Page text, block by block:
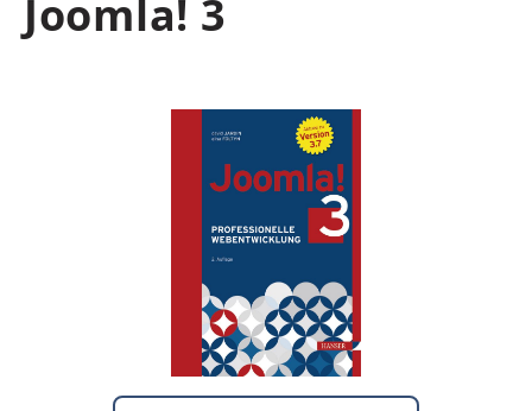
Joomla! 3